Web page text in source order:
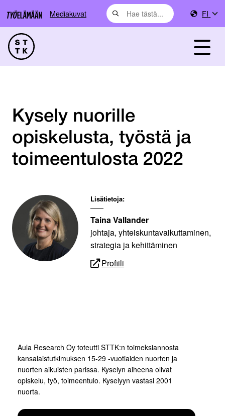
Mediakuvat FI
Kysely nuorille
opiskelusta, työstä ja
toimeentulosta 2022
Lisätietoja:
Taina Vallander
johtaja, yhteiskuntavaikuttaminen,
strategia ja kehittäminen
Profiili
Aula Research Oy toteutti STTK:n toimeksiannosta
kansalaistutkimuksen 15-29 -vuotiaiden nuorten ja
nuorten aikuisten parissa. Kyselyn aiheena olivat
opiskelu, työ, toimeentulo. Kyselyyn vastasi 2001
nuorta.